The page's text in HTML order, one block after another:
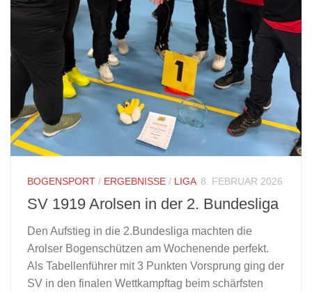
BOGENSPORT / ERGEBNISSE / LIGA 8. FEBRUAR 2026
SV 1919 Arolsen in der 2. Bundesliga
Den Aufstieg in die 2.Bundesliga machten die
Arolser Bogenschützen am Wochenende perfekt.
Als Tabellenführer mit 3 Punkten Vorsprung ging der
SV in den finalen Wettkampftag beim schärfsten